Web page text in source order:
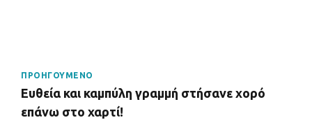
ΠΡΟΗΓΟΥΜΕΝΟ
Ευθεία και καμπύλη γραμμή στήσανε χορό
επάνω στο χαρτί!